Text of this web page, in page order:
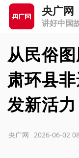
央广网
讲好中国
从民俗
肃环县
发新活力
2026-06-02
央广网